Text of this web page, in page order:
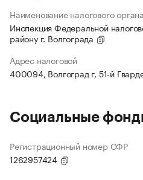
Наименование налогового органа
Инспекция Федеральной
району г. Волгограда
Адрес налоговой
400094, Волгоград г, 51-й
Социальные
Регистрационный номер СФР
1262957424